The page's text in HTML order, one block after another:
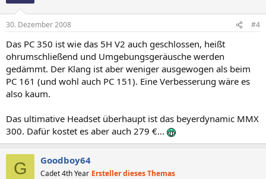
30. Dezember 2008 #4
Das PC 350 ist wie das 5H V2 auch geschlossen, heißt
ohrumschließend und Umgebungsgeräusche werden
gedämmt. Der Klang ist aber weniger ausgewogen als beim
PC 161 (und wohl auch PC 151). Eine Verbesserung wäre es
also kaum.
Das ultimative Headset überhaupt ist das beyerdynamic MMX
300. Dafür kostet es aber auch 279 €...
G Goodboy64
Cadet 4th Year Ersteller dieses Themas